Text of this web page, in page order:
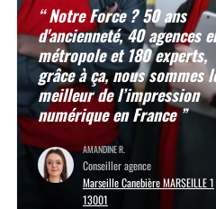
“ Notre Force ? 50 ans
d'ancienneté, 40 agences
métropole et 180 experts,
grâce à ça, nous sommes
meilleur de l’impression
numérique en France ”
AMANDINE R.
Conseiller agence
Marseille Canebière MARSEILLE 1
13001